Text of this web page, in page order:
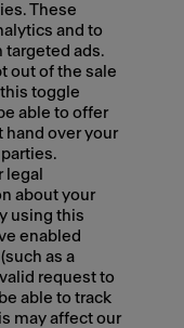
These
and to
targeted ads.
out of the sale
toggle
able to offer
hand over your
legal
about your
using this
enabled
as a
request to
able to track
may affect our